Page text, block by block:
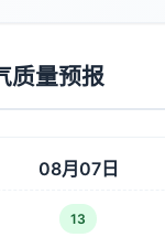
质量预报
08月07日
13